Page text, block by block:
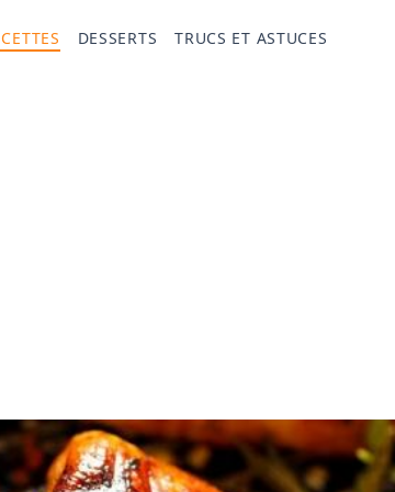
DESSERTS TRUCS ET ASTUCES